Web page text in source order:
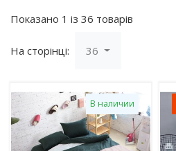
Показано 1 із 36 товарів
На сторінці: 36
В наличии